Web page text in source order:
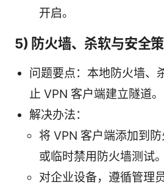
开启。
5) 防火墙、杀软与安全
问题要点：本地防火墙、
止 VPN 客户端建立隧道。
解决办法：
将 VPN 客户端添加到防
或临时禁用防火墙测试。
对企业设备，遵循管理